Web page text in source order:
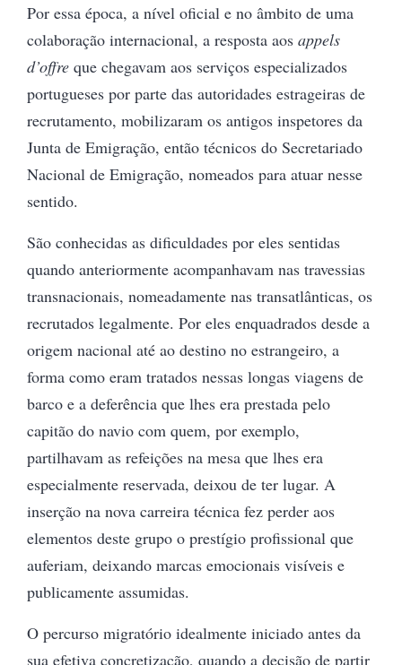
Por essa época, a nível oficial e no âmbito de uma
colaboração internacional, a resposta aos appels
d’offre que chegavam aos serviços especializados
portugueses por parte das autoridades estrageiras de
recrutamento, mobilizaram os antigos inspetores da
Junta de Emigração, então técnicos do Secretariado
Nacional de Emigração, nomeados para atuar nesse
sentido.
São conhecidas as dificuldades por eles sentidas
quando anteriormente acompanhavam nas travessias
transnacionais, nomeadamente nas transatlânticas, os
recrutados legalmente. Por eles enquadrados desde a
origem nacional até ao destino no estrangeiro, a
forma como eram tratados nessas longas viagens de
barco e a deferência que lhes era prestada pelo
capitão do navio com quem, por exemplo,
partilhavam as refeições na mesa que lhes era
especialmente reservada, deixou de ter lugar. A
inserção na nova carreira técnica fez perder aos
elementos deste grupo o prestígio profissional que
auferiam, deixando marcas emocionais visíveis e
publicamente assumidas.
O percurso migratório idealmente iniciado antes da
sua efetiva concretização, quando a decisão de partir